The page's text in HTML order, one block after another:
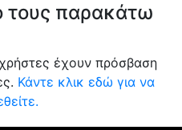
τους παρακάτω
έχουν πρόσβαση
Κάντε κλικ εδώ για να